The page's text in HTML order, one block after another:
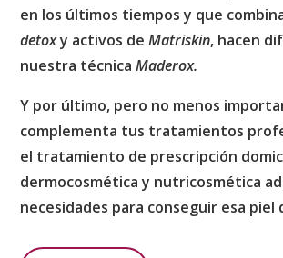
en los últimos tiempos y que
detoxy activos deMatriskin, hacen
nuestra técnicaMaderox.
Y por último, pero no menos
complementa tus tratamientos
el tratamiento de prescripción
dermocosmética y nutricosmética
necesidades para conseguir esa piel